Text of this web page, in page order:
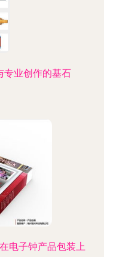
专业创作的基石
电子钟产品包装上